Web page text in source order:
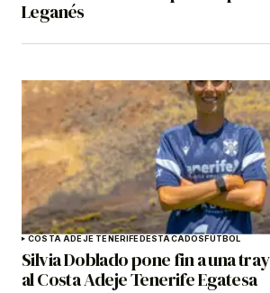
Leganés
COSTA ADEJE TENERIFEDESTACADOSFÚTBOL
Silvia Doblado pone fin a una
al Costa Adeje Tenerife Egatesa